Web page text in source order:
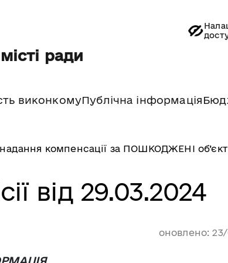
ради
виконкомуПублічна інформація
компенсації за ПОШКОДЖЕНІ
від 29.03.2024
оновлено: